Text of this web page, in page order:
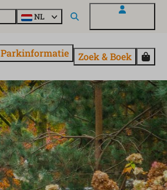
NL
Parkinformatie Zoek & Boek